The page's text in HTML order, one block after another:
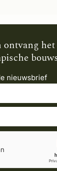
ontvang
nieuwsbrief